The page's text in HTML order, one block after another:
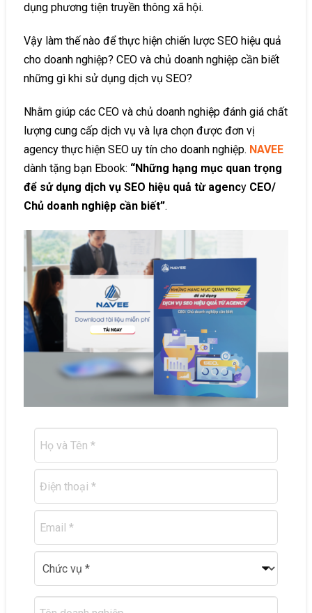
dụng phương tiện truyền thông xã hội.
Vậy làm thế nào để thực hiện chiến lược SEO hiệu quả
cho doanh nghiệp? CEO và chủ doanh nghiệp cần biết
những gì khi sử dụng dịch vụ SEO?
Nhằm giúp các CEO và chủ doanh nghiệp đánh giá chất
lượng cung cấp dịch vụ và lựa chọn được đơn vị
agency thực hiện SEO uy tín cho doanh nghiệp. NAVEE
dành tặng bạn Ebook: “Những hạng mục quan trọng
để sử dụng dịch vụ SEO hiệu quả từ agency CEO/
Chủ doanh nghiệp cần biết”.